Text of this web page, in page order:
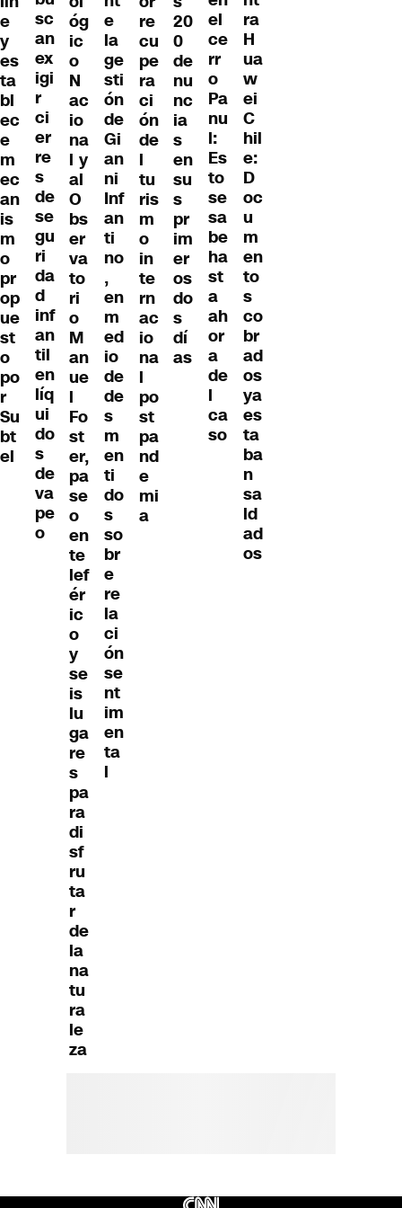
e
y
es
ta
bl
ec
e
m
ec
an
is
m
o
pr
op
ue
st
o
po
r
Su
bt
el
sc
an
ex
igi
r
ci
er
re
s
de
se
gu
ri
da
d
inf
an
til
en
líq
ui
do
s
de
va
pe
o
óg
ic
o
N
ac
io
na
l y
al
O
bs
er
va
to
ri
o
M
an
ue
l
Fo
st
er,
pa
se
o
en
te
lef
ér
ic
o
y
se
is
lu
ga
re
s
pa
ra
di
sf
ru
ta
r
de
la
na
tu
ra
le
za
e
la
ge
sti
ón
de
Gi
an
ni
Inf
an
ti
no
,
en
m
ed
io
de
de
s
m
en
ti
do
s
so
br
e
re
la
ci
ón
se
nt
im
en
ta
l
re
cu
pe
ra
ci
ón
de
l
tu
ris
m
o
in
te
rn
ac
io
na
l
po
st
pa
nd
e
mi
a
20
0
de
nu
nc
ia
s
en
su
s
pr
im
er
os
do
s
dí
as
el
ce
rr
o
Pa
nu
l:
Es
to
se
sa
be
ha
st
a
ah
or
a
de
l
ca
so
ra
H
ua
w
ei
C
hil
e:
D
oc
u
m
en
to
s
co
br
ad
os
ya
es
ta
ba
n
sa
ld
ad
os